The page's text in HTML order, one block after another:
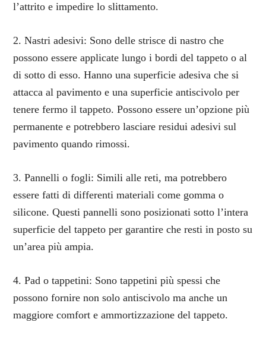
l’attrito e impedire lo slittamento.
2. Nastri adesivi: Sono delle strisce di nastro che
possono essere applicate lungo i bordi del tappeto o al
di sotto di esso. Hanno una superficie adesiva che si
attacca al pavimento e una superficie antiscivolo per
tenere fermo il tappeto. Possono essere un’opzione più
permanente e potrebbero lasciare residui adesivi sul
pavimento quando rimossi.
3. Pannelli o fogli: Simili alle reti, ma potrebbero
essere fatti di differenti materiali come gomma o
silicone. Questi pannelli sono posizionati sotto l’intera
superficie del tappeto per garantire che resti in posto su
un’area più ampia.
4. Pad o tappetini: Sono tappetini più spessi che
possono fornire non solo antiscivolo ma anche un
maggiore comfort e ammortizzazione del tappeto.